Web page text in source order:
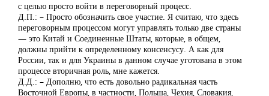
с целью просто войти в переговорный процесс.
Д.П.: – Просто обозначить свое участие. Я считаю, что здесь
переговорным процессом могут управлять только две страны
— это Китай и Соединенные Штаты, которые, в общем,
должны прийти к определенному консенсусу. А как для
России, так и для Украины в данном случае уготована в этом
процессе вторичная роль, мне кажется.
Д.Д.: – Дополню, что есть довольно радикальная часть
Восточной Европы, в частности, Польша, Чехия, Словакия,